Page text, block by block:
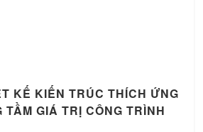
KẾ KIẾN TRÚC THÍCH ỨNG
GIÁ TRỊ CÔNG TRÌNH